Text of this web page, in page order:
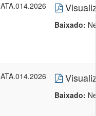
ATA.014.2026
Baixado:
ATA.014.2026
Baixado: